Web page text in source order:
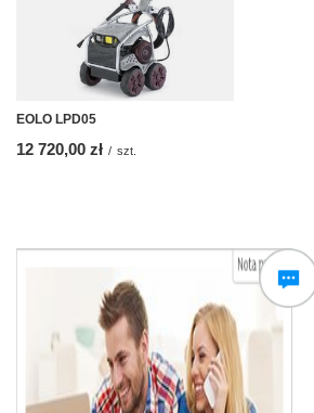
EOLO LPD05
12 720,00 zł / szt.